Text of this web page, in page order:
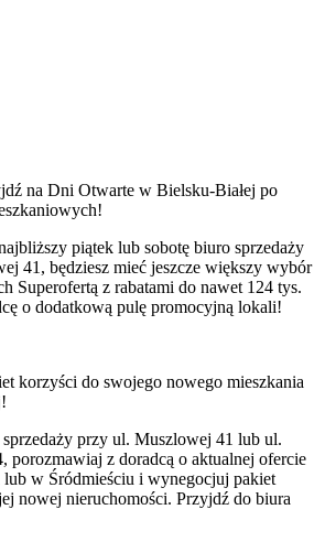
na Dni Otwarte w Bielsku-Białej po
piątek lub sobotę biuro sprzedaży
41, będziesz mieć jeszcze większy wybór
Superofertą z rabatami do nawet 124 tys.
o dodatkową pulę promocyjną lokali!
korzyści do swojego nowego mieszkania
przy ul. Muszlowej 41 lub ul.
porozmawiaj z doradcą o aktualnej ofercie
lub w Śródmieściu i wynegocjuj pakiet
nowej nieruchomości. Przyjdź do biura